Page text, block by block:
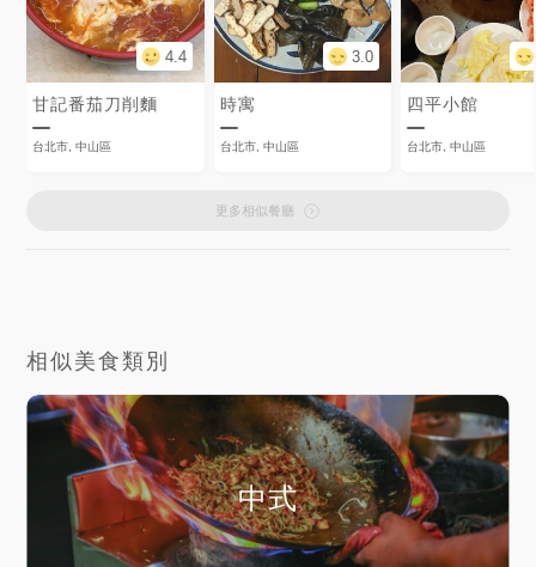
4.4
甘記番茄刀削麵
台北市, 中山區
3.0
時寓
台北市, 中山區
四平小館
台北市, 中山區
更多相似餐廳
相似美食類別
中式